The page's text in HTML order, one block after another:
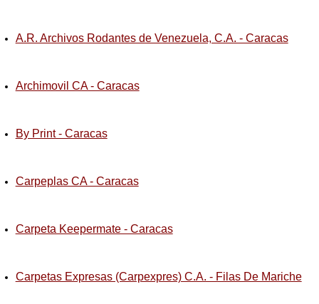
A.R. Archivos Rodantes de Venezuela, C.A. - Caracas
Archimovil CA - Caracas
By Print - Caracas
Carpeplas CA - Caracas
Carpeta Keepermate - Caracas
Carpetas Expresas (Carpexpres) C.A. - Filas De Mariche